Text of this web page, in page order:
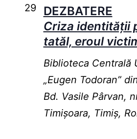
29
DEZBATERE
Criza identității
tatăl, eroul
Biblioteca Centrală
„Eugen Todoran”
Bd. Vasile Pârvan,
Timișoara, Timiș,